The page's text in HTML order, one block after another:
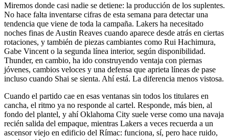
Miremos donde casi nadie se detiene: la producción de los suplentes.
No hace falta inventarse cifras de esta semana para detectar una
tendencia que viene de toda la campaña. Lakers ha necesitado
noches finas de Austin Reaves cuando aparece desde atrás en ciertas
rotaciones, y también de piezas cambiantes como Rui Hachimura,
Gabe Vincent o la segunda línea interior, según disponibilidad.
Thunder, en cambio, ha ido construyendo ventaja con piernas
jóvenes, cambios veloces y una defensa que aprieta líneas de pase
incluso cuando Shai se sienta. Ahí está. La diferencia menos vistosa.
Cuando el partido cae en esas ventanas sin todos los titulares en
cancha, el ritmo ya no responde al cartel. Responde, más bien, al
fondo del plantel, y ahí Oklahoma City suele verse como una navaja
recién salida del empaque, mientras Lakers a veces recuerda a un
ascensor viejo en edificio del Rímac: funciona, sí, pero hace ruido,